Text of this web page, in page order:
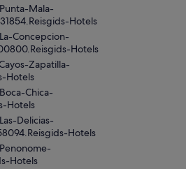
Mala-
Hotels
Concepcion-
Hotels
Zapatilla-
Hotels
Chica-
Hotels
Delicias-
Hotels
Hotels